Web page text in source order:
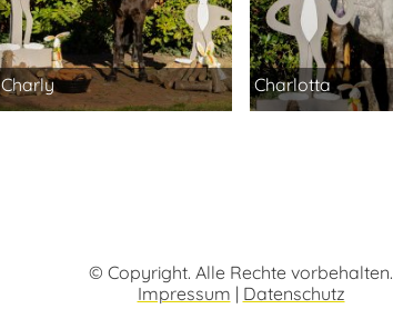
Charly Charlotta
© Copyright. Alle Rechte vorbehalten.
Impressum | Datenschutz